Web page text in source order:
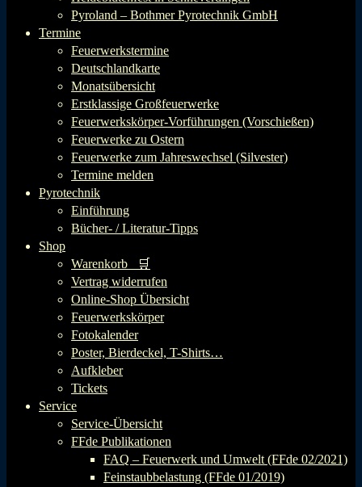
Pyroland – Bothmer Pyrotechnik GmbH
Termine
Feuerwerkstermine
Deutschlandkarte
Monatsübersicht
Erstklassige Großfeuerwerke
Feuerwerkskörper-Vorführungen (Vorschießen)
Feuerwerke zu Ostern
Feuerwerke zum Jahreswechsel (Silvester)
Termine melden
Pyrotechnik
Einführung
Bücher- / Literatur-Tipps
Shop
Warenkorb 🛒
Vertrag widerrufen
Online-Shop Übersicht
Feuerwerkskörper
Fotokalender
Poster, Bierdeckel, T-Shirts…
Aufkleber
Tickets
Service
Service-Übersicht
FFde Publikationen
FAQ – Feuerwerk und Umwelt (FFde 02/2021)
Feinstaubbelastung (FFde 01/2019)